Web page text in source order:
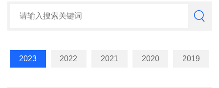
2023 2022 2021 2020 2019